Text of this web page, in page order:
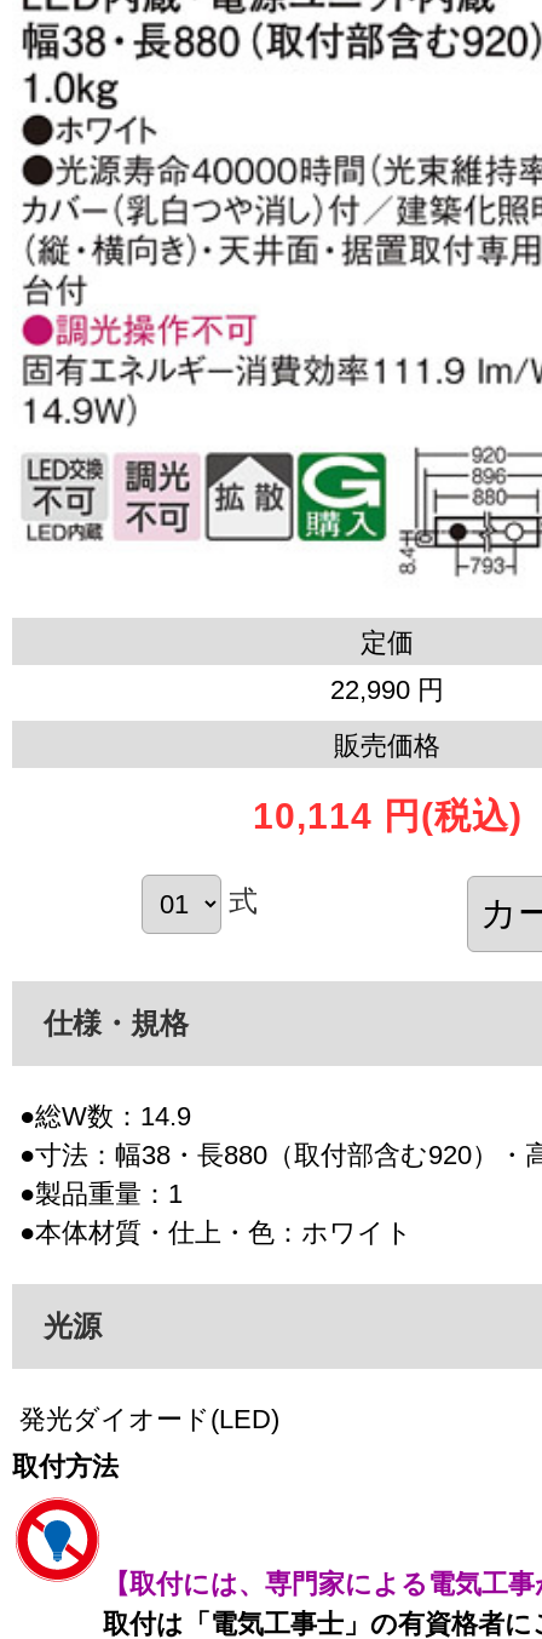
定価
22,990 円
販売価格
10,114 円 (税込)
式
仕様・規格
●総W数：14.9
●寸法：幅38・長880（取付部含む920）・
●製品重量：1
●本体材質・仕上・色：ホワイト
光源
発光ダイオード(LED)
取付方法
【取付には、専門家による電気工
取付は「電気工事士」の有資格者